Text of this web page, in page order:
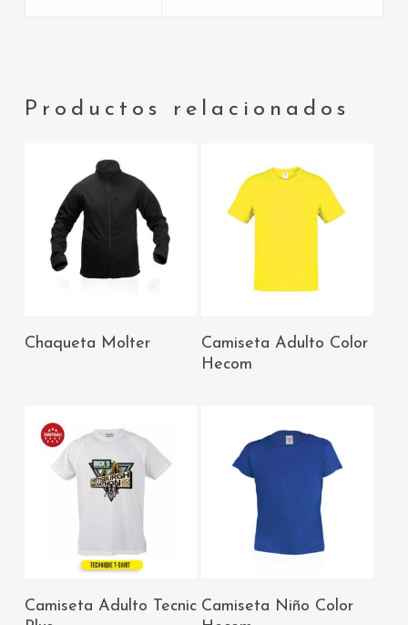
Productos relacionados
AÑADIR AL
Chaqueta Molter
AÑADIR AL
Camiseta Adulto Color
Hecom
AÑADIR AL
Camiseta Adulto Tecnic
AÑADIR AL
Camiseta Niño Color